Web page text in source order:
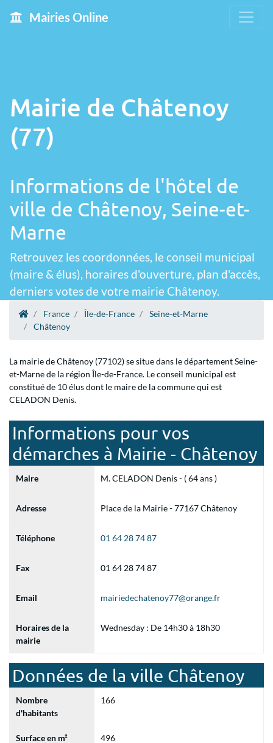
Mairies Online
Mairie de Châtenoy
(77)
Informations de l'hôtel de
ville de Châtenoy, Seine-et-
Marne
Retrouvez les coordonnées, le conseil municipal
(maire & élus), horaires d'ouverture, plan d'accès,
derniers votes de votre mairie Châtenoy.
France Île-de-France
Seine-et-Marne
Châtenoy
La mairie de Châtenoy (77102) se situe dans le département Seine-
et-Marne de la région Île-de-France. Le conseil municipal est
constitué de 10 élus dont le maire de la commune qui est
CELADON Denis.
Informations pour vos
démarches à Mairie - Châtenoy
Maire M. CELADON Denis - ( 64 ans )
Adresse Place de la Mairie - 77167 Châtenoy
Téléphone 01 64 28 74 87
Fax 01 64 28 74 87
Email mairiedechatenoy77@orange.fr
Horaires de la
mairie
Wednesday : De 14h30 à 18h30
Données de la ville Châtenoy
Nombre
d'habitants
166
Surface en m² 496